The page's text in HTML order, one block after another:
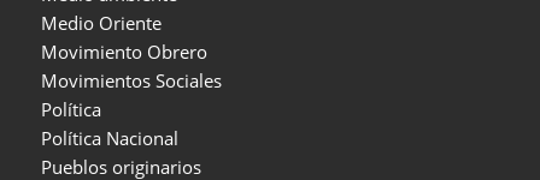
Medio Oriente
Movimiento Obrero
Movimientos Sociales
Política
Política Nacional
Pueblos originarios